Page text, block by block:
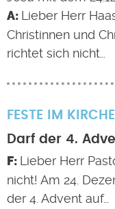
Lieber Herr
Christinnen und
richtet sich nicht…
FESTE IM
Darf der 4.
Lieber Herr
nicht! Am 24.
der 4. Advent auf…